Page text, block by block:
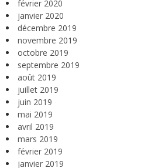
février 2020
janvier 2020
décembre 2019
novembre 2019
octobre 2019
septembre 2019
août 2019
juillet 2019
juin 2019
mai 2019
avril 2019
mars 2019
février 2019
janvier 2019